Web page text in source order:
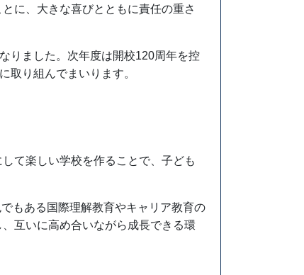
に、大きな喜びとともに責任の重さ
りました。次年度は開校120周年を控
取り組んでまいります。
て楽しい学校を作ることで、子ども
もある国際理解教育やキャリア教育の
互いに高め合いながら成長できる環